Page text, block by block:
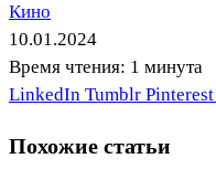
Кино
10.01.2024
Время чтения: 1 минута
LinkedIn Tumblr Pinterest
Похожие статьи